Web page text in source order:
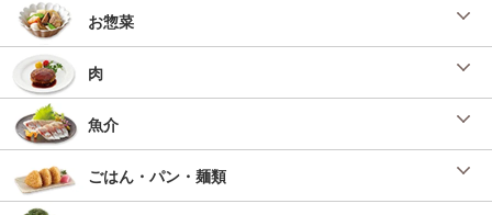
お惣菜
肉
魚介
ごはん・パン・麺類